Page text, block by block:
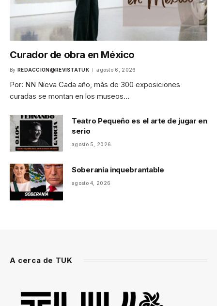
Curador de obra en México
By REDACCION@REVISTATUK agosto 6, 2026
Por: NN Nieva Cada año, más de 300 exposiciones
curadas se montan en los museos…
Teatro Pequeño es el arte de jugar en
serio
agosto 5, 2026
Soberanía inquebrantable
agosto 4, 2026
A cerca de TUK